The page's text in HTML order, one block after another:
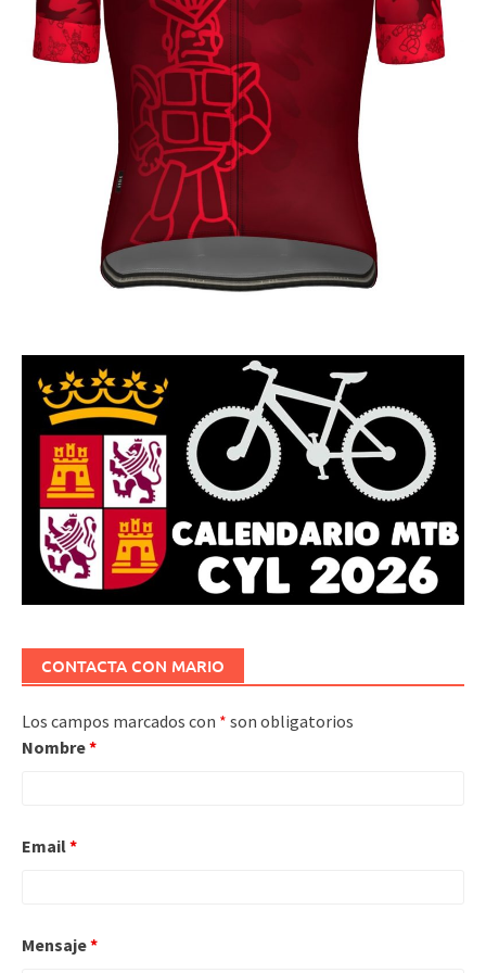
CONTACTA CON MARIO
Los campos marcados con * son obligatorios
Nombre*
Email*
Mensaje*